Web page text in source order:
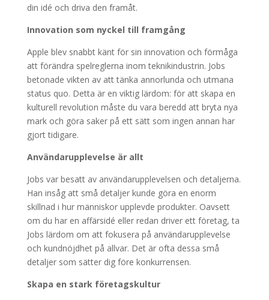
din idé och driva den framåt.
Innovation som nyckel till framgång
Apple blev snabbt känt för sin innovation och förmåga
att förändra spelreglerna inom teknikindustrin. Jobs
betonade vikten av att tänka annorlunda och utmana
status quo. Detta är en viktig lärdom: för att skapa en
kulturell revolution måste du vara beredd att bryta nya
mark och göra saker på ett sätt som ingen annan har
gjort tidigare.
Användarupplevelse är allt
Jobs var besatt av användarupplevelsen och detaljerna.
Han insåg att små detaljer kunde göra en enorm
skillnad i hur människor upplevde produkter. Oavsett
om du har en affärsidé eller redan driver ett företag, ta
Jobs lärdom om att fokusera på användarupplevelse
och kundnöjdhet på allvar. Det är ofta dessa små
detaljer som sätter dig före konkurrensen.
Skapa en stark företagskultur